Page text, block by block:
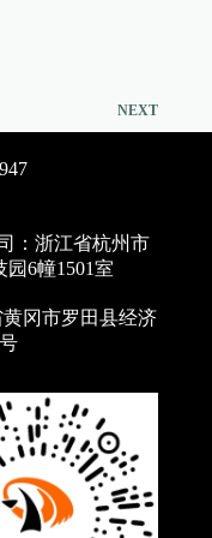
NEXT
：浙江省杭州市
6幢1501室
冈市罗田县经济